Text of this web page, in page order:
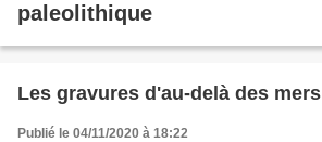
paleolithique
Les gravures d'au-delà des mers
Publié le 04/11/2020 à 18:22